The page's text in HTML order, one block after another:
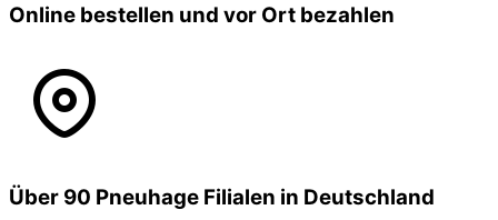
Online bestellen und vor Ort bezahlen
Über 90 Pneuhage Filialen in Deutschland